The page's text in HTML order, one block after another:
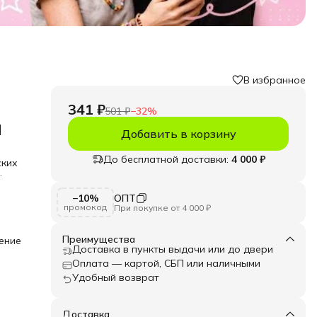
В избранное
341 ₽501 ₽−32%
Добавить в корзину
До бесплатной доставки: 4 000 ₽
−10%
промокод
ОПТ
При покупке от 4 000 ₽
Преимущества
Доставка в пункты выдачи или до двери
Оплата — картой, СБП или наличными
Удобный возврат
Доставка